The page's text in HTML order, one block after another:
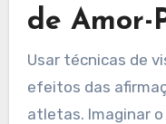
de Amor-
Usar técnicas de
efeitos das
atletas. Imaginar